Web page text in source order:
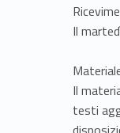
Il
Il
testi